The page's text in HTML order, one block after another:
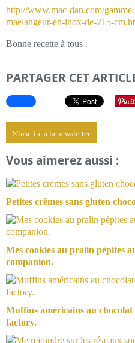
http://www.mac-dan.com/
maelangeur-en-inox-de-215-
Bonne recette à tous .
PARTAGER CET
S'inscrire à la newsletter
Vous aimerez aussi :
Petites crèmes sans gluten
Mes cookies au pralin pépites
companion.
Muffins américains au chocolat
factory.